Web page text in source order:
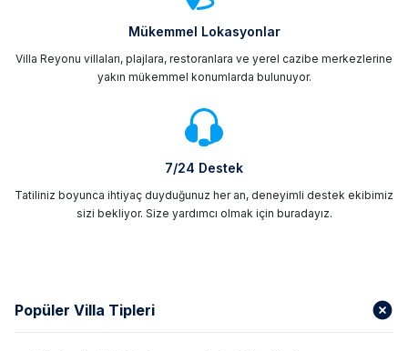
Mükemmel Lokasyonlar
Villa Reyonu villaları, plajlara, restoranlara ve yerel cazibe merkezlerine
yakın mükemmel konumlarda bulunuyor.
7/24 Destek
Tatiliniz boyunca ihtiyaç duyduğunuz her an, deneyimli destek ekibimiz
sizi bekliyor. Size yardımcı olmak için buradayız.
Popüler Villa Tipleri